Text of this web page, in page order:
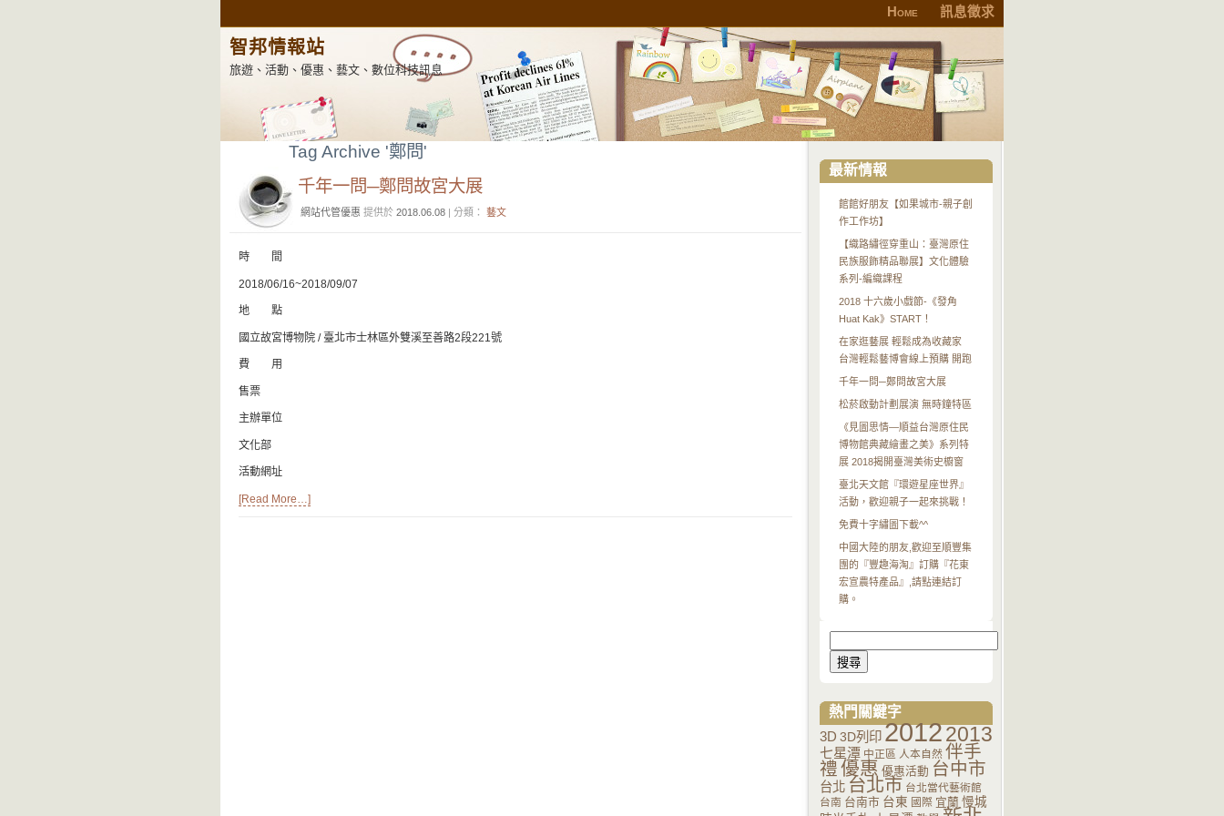
Home 訊息徵求
智邦情報站
旅遊、活動、優惠、藝文、數位科技訊息
Tag Archive '鄭問'
千年一問─鄭問故宮大展
網站代管優惠 提供於 2018.06.08 | 分類： 藝文
時 間
2018/06/16~2018/09/07
地 點
國立故宮博物院 / 臺北市士林區外雙溪至善路2段221號
費 用
售票
主辦單位
文化部
活動網址
[Read More…]
最新情報
館館好朋友【如果城市-親子創
作工作坊】
【織路繡徑穿重山：臺灣原住
民族服飾精品聯展】文化體驗
系列-編織課程
2018 十六歲小戲節-《發角
Huat Kak》START！
在家逛藝展 輕鬆成為收藏家
台灣輕鬆藝博會線上預購 開跑
千年一問─鄭問故宮大展
松菸啟動計劃展演 無時鐘特區
《見圖思情—順益台灣原住民
博物館典藏繪畫之美》系列特
展 2018揭開臺灣美術史櫥窗
臺北天文館『環遊星座世界』
活動，歡迎親子一起來挑戰！
免費十字繡圖下載^^
中國大陸的朋友,歡迎至順豐集
團的『豐趣海淘』訂購『花東
宏宣農特產品』,請點連結訂
購。
尋
關
熱門關鍵字
3D 3D列印20122013
七星潭 中正區 人本自然 伴手
禮優惠 優惠活動 台中市
台北 台北市 台北當代藝術館
台南 台南市 台東 國際 宜蘭 慢城